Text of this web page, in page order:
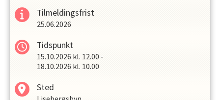
Tilmeldingsfrist
25.06.2026
Tidspunkt
15.10.2026 kl. 12.00 -
18.10.2026 kl. 10.00
Sted